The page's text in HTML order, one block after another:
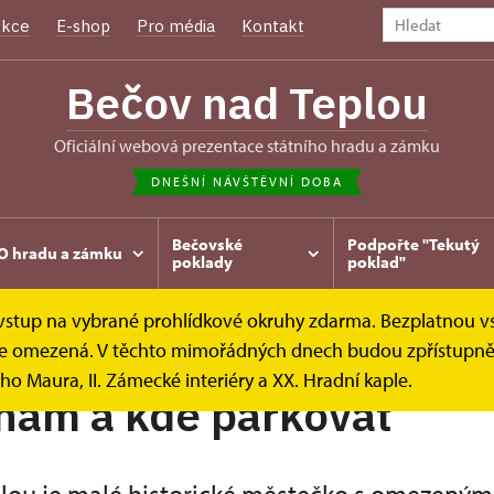
E-shop Pro média Kontakt
Bečov nad Teplou
oficiální webová prezentace státního hradu a zámku
DNEŠNÍ NÁVŠTĚVNÍ DOBA
hradu a zámku
Bečovské
poklady
Podpořte "Tekutý
poklad"
na vybrané prohlídkové okruhy zdarma. Bezplatnou
V těchto mimořádných dnech budou
Maura, II. Zámecké interiéry a XX. Hradní kaple.
Dostupnost a parkování
a kde parkovat